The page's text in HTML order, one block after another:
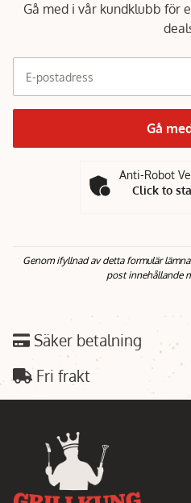
Gå med i vår kundklubb för
E-postadress
Gå
Anti-Robot
Click to
Genom ifyllnad av detta formulär
post innehållande
Säker betalning
Fri frakt